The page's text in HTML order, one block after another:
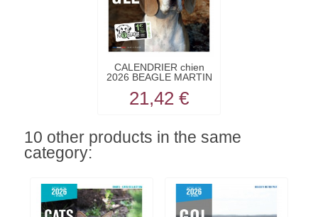
CALENDRIER chien
2026 BEAGLE MARTIN
21,42 €
10 other products in the same
category: